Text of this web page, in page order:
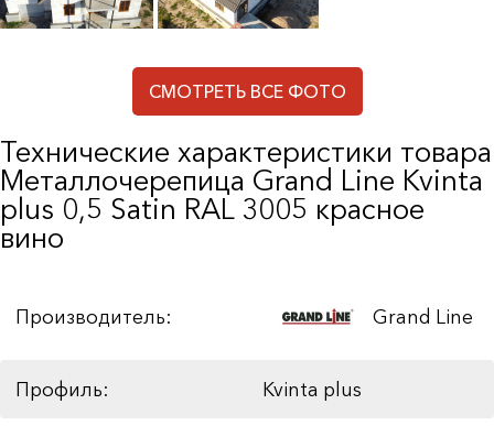
СМОТРЕТЬ ВСЕ ФОТО
Технические характеристики товара
Металлочерепица Grand Line Kvinta
plus 0,5 Satin RAL 3005 красное
вино
Производитель: Grand Line
Профиль: Kvinta plus